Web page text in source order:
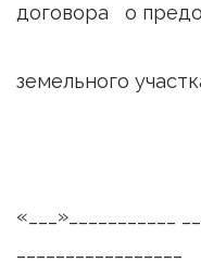
договора о
земельного